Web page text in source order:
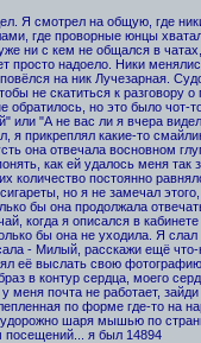
Я смотрел на общую, где
где проворные юнцы
ни с кем не общался в
просто надоело. Ники
на ник Лучезарная.
не скатиться к
обратилось, но это было чот-
или "А не вас ли я вчера
я прикреплял какие-то
она отвечала восновном
как ей удалось меня
количество постоянно
но я не замечал
бы она продолжала
когда я описался в
бы она не уходила. Я
- Милый, расскажи ещё
её выслать свою
в контур сердца, моего
меня почта не работает,
по форме где-то на
шаря мышью по
посещений... я был 14894